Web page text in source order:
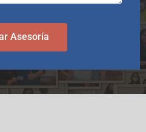
Asesoría